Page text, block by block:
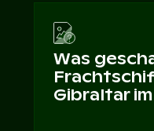
Was
Gibraltar im